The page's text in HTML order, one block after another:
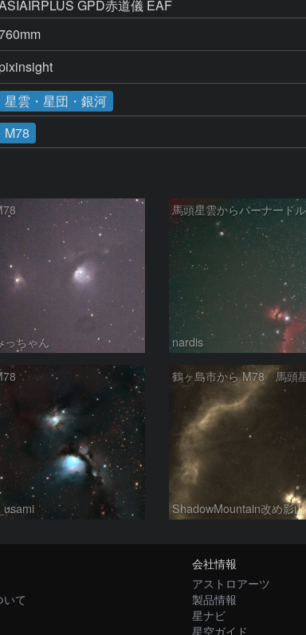
pixinsight
星雲・星団・銀河
M78
っちゃん nardis
ShadowMountain改め影山
て
会社情報
アストロアーツ
製品情報
星ナビ
星空ガイド